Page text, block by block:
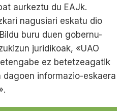
aurkeztu du EAJk.
nagusiari eskatu dio
buru duen gobernu-
juridikoak, «UAO
ez betetzeagatik
informazio-eskaera